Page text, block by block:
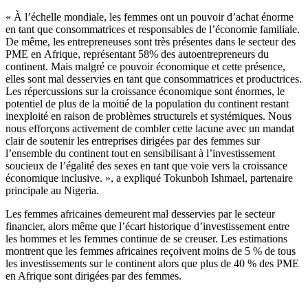
« À l’échelle mondiale, les femmes ont un pouvoir d’achat énorme
en tant que consommatrices et responsables de l’économie familiale.
De même, les entrepreneuses sont très présentes dans le secteur des
PME en Afrique, représentant 58% des autoentrepreneurs du
continent. Mais malgré ce pouvoir économique et cette présence,
elles sont mal desservies en tant que consommatrices et productrices.
Les répercussions sur la croissance économique sont énormes, le
potentiel de plus de la moitié de la population du continent restant
inexploité en raison de problèmes structurels et systémiques. Nous
nous efforçons activement de combler cette lacune avec un mandat
clair de soutenir les entreprises dirigées par des femmes sur
l’ensemble du continent tout en sensibilisant à l’investissement
soucieux de l’égalité des sexes en tant que voie vers la croissance
économique inclusive. », a expliqué Tokunboh Ishmael, partenaire
principale au Nigeria.
Les femmes africaines demeurent mal desservies par le secteur
financier, alors même que l’écart historique d’investissement entre
les hommes et les femmes continue de se creuser. Les estimations
montrent que les femmes africaines reçoivent moins de 5 % de tous
les investissements sur le continent alors que plus de 40 % des PME
en Afrique sont dirigées par des femmes.